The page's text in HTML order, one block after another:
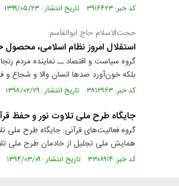
کد خبر: ۳۹۱۶۴۲۳ تاریخ انتشار : ۱۳۹۹/۰۵/۲۳
حجت‌الاسلام حاج ابوالقاسم:
استقلال امروز نظام اسلامی،
گروه سیاست و اقتصاد ــ نماینده مردم
بلکه خون‌آورد صدها انسان والا و شجاع و
کد خبر: ۳۸۱۲۹۶۳ تاریخ انتشار : ۱۳۹۸/۰۲/۲۹
جایگاه طرح ملی تلاوت نور و حفظ
گروه فعالیت‌های قرآنی: جایگاه طرح ملی
همایش ملی تجلیل از خادمان طرح ملی
کد خبر: ۳۳۰۸۹۱۴ تاریخ انتشار : ۱۳۹۴/۰۳/۰۹